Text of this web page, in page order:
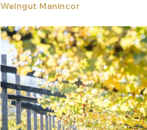
Weingut Manincor